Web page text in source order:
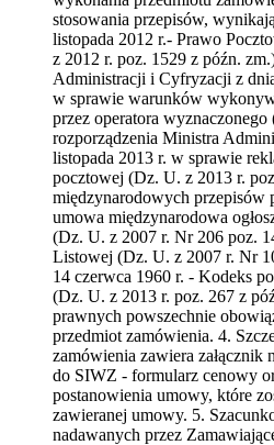
stosowania przepisów,
listopada 2012 r.- Prawo
z 2012 r. poz. 1529 z późn.
Administracji i Cyfryzacji z
w sprawie warunków
przez operatora
rozporządzenia Ministra
listopada 2013 r. w sprawie
pocztowej (Dz. U. z 2013 r.
międzynarodowych przepisów
umowa międzynarodowa
(Dz. U. z 2007 r. Nr 206 poz.
Listowej (Dz. U. z 2007 r. Nr
14 czerwca 1960 r. - Kodeks
(Dz. U. z 2013 r. poz. 267 z
prawnych powszechnie
przedmiot zamówienia. 4.
zamówienia zawiera załącznik
do SIWZ - formularz cenowy
postanowienia umowy, które
zawieranej umowy. 5.
nadawanych przez